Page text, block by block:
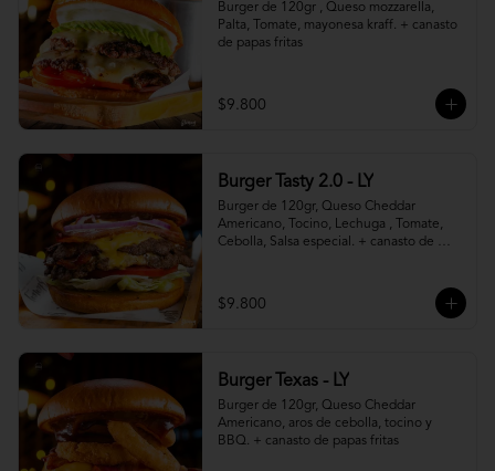
Burger de 120gr , Queso mozzarella,
Palta, Tomate, mayonesa kraff. + canasto
de papas fritas
$9.800
Burger Tasty 2.0 - LY
Burger de 120gr, Queso Cheddar
Americano, Tocino, Lechuga , Tomate,
Cebolla, Salsa especial. + canasto de
$9.800
Burger Texas - LY
Burger de 120gr, Queso Cheddar
Americano, aros de cebolla, tocino y
BBQ. + canasto de papas fritas